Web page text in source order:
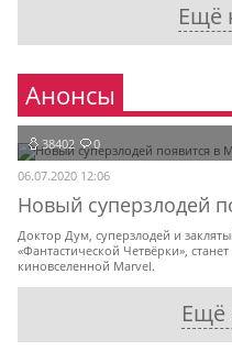
Ещё
Анонсы
38402 0
06.07.2020 12:06
Новый суперзлодей
Доктор Дум, суперзлодей и
«Фантастической Четвёрки»,
киновселенной Marvel.
Ещё